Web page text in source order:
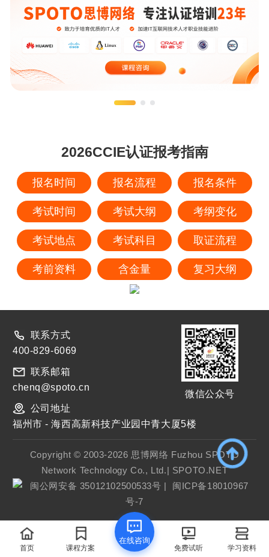
2026CCIE认证报考指南
报名时间 报名流程 报名条件
考试时间 考试大纲 考纲变化
考试地点 考试科目 取证流程
考前资料 含金量 复习大纲
联系方式
400-829-6069
联系邮箱
chenq@spoto.cn
公司地址
微信公众号
福州市 - 海西高新科技产业园中青大厦5楼
Copyright © 2003-2026 思博网络 Fuzhou SPOTO
Network Technology Co., Ltd.| SPOTO.NET
闽公网安备 35012102500533号 | 闽ICP备18010967
号-7
首页 课程方案
在线咨询
免费试听 学习资料